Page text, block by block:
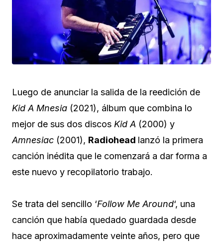
Luego de anunciar la salida de la reedición de
Kid A Mnesia (2021), álbum que combina lo
mejor de sus dos discos Kid A (2000) y
Amnesiac (2001), Radiohead lanzó la primera
canción inédita que le comenzará a dar forma a
este nuevo y recopilatorio trabajo.
Se trata del sencillo ‘Follow Me Around‘, una
canción que había quedado guardada desde
hace aproximadamente veinte años, pero que